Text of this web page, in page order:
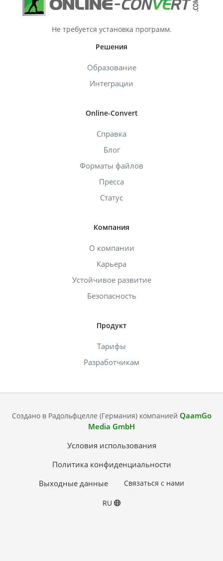
Не требуется установка программ.
Решения
Образование
Интеграции
Online-Convert
Справка
Блог
Форматы файлов
Пресса
Статус
Компания
О компании
Карьера
Устойчивое развитие
Безопасность
Продукт
Тарифы
Разработчикам
Создано в Радольфцелле (Германия) компанией QaamGo
Media GmbH
Условия использования
Политика конфиденциальности
Выходные данные
Связаться с нами
RU